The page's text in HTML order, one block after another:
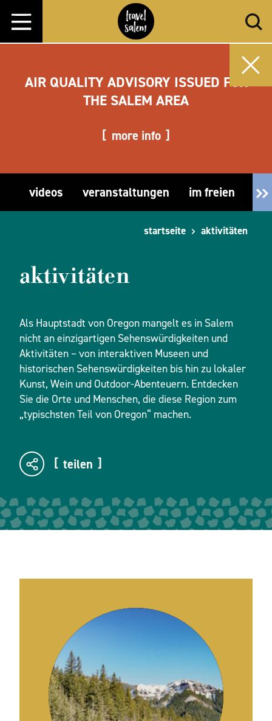
Zum Inhalt springen
AIR QUALITY ADVISORY ISSUED FOR
THE SALEM AREA
more info
videos veranstaltungen im freien
startseite aktivitäten
aktivitäten
Als Hauptstadt von Oregon mangelt es in Salem
nicht an einzigartigen Sehenswürdigkeiten und
Aktivitäten – von interaktiven Museen und
historischen Sehenswürdigkeiten bis hin zu lokaler
Kunst, Wein und Outdoor-Abenteuern. Entdecken
Sie die Orte und Menschen, die diese Region zum
„typischsten Teil von Oregon“ machen.
teilen